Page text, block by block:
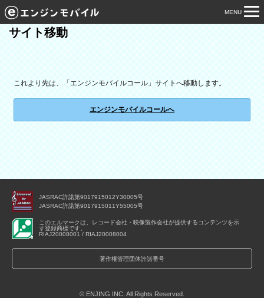
MENU
サイト移動
これより先は、「エンジンモバイルコール」サイトへ移動します。
エンジンモバイルコールへ
JASRAC許諾第9017915012Y30005号
JASRAC許諾第9017915011Y55005号
このエルマークは、レコード会社・映像製作会社が提供するコンテンツを示
す登録商標です。
RIAJ20008001 / RIAJ20008004
著作権管理団体許諾番号
© ENJING INC. All Rights Reserved.